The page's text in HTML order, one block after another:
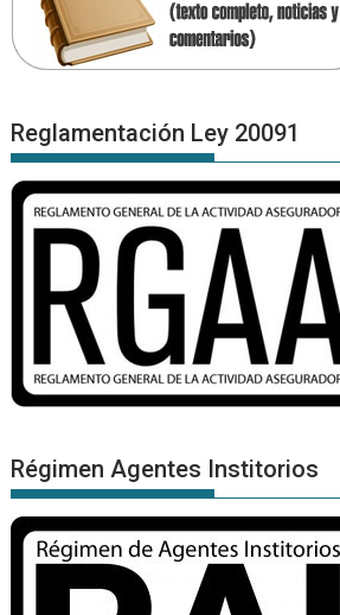
Reglamentación Ley 20091
Régimen Agentes Institorios